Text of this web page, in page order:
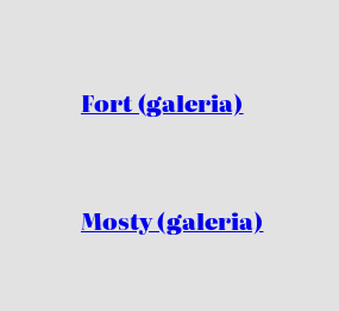
Fort (galeria)
Mosty (galeria)